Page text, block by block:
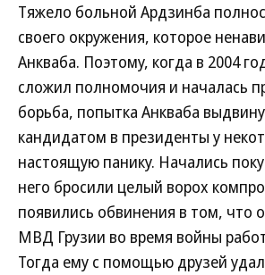
Тяжело больной Ардзинба
своего окружения, которое
Анкваба. Поэтому, когда в 2004
сложил полномочия и началась
борьба, попытка Анкваба
кандидатом в президенты у
настоящую панику. Начались
него бросили целый ворох
появились обвинения в том, что
МВД Грузии во время войны
Тогда ему с помощью друзей